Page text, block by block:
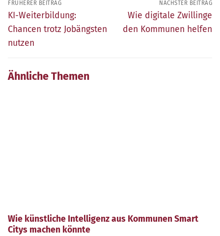
FRÜHERER BEITRAG
Früherer
Beitrag:
KI-Weiterbildung:
Chancen trotz Jobängsten
nutzen
NÄCHSTER BEITRAG
Nächster
Beitrag:
Wie digitale Zwillinge
den Kommunen helfen
Ähnliche Themen
Wie künstliche Intelligenz aus Kommunen Smart
Citys machen könnte